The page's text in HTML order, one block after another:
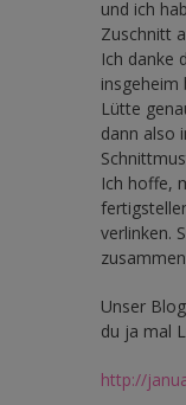
und ich
Zuschnitt
Ich danke
insgeheim
Lütte
dann also
Ich hoffe,
verlinken.
Unser
du ja mal
http://